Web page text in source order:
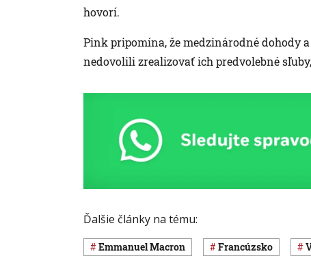
hovorí.
Pink pripomína, že medzinárodné dohody
nedovolili zrealizovať ich predvolebné
Ďalšie články na tému:
Emmanuel Macron Francúzsko